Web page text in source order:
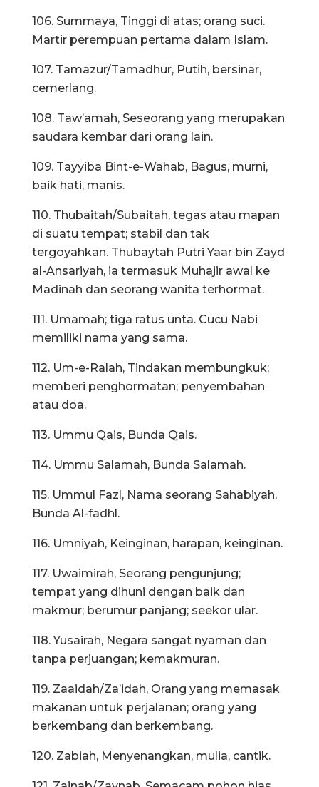
106. Summaya, Tinggi di atas; orang suci.
Martir perempuan pertama dalam Islam.
107. Tamazur/Tamadhur, Putih, bersinar,
cemerlang.
108. Taw’amah, Seseorang yang merupakan
saudara kembar dari orang lain.
109. Tayyiba Bint-e-Wahab, Bagus, murni,
baik hati, manis.
110. Thubaitah/Subaitah, tegas atau mapan
di suatu tempat; stabil dan tak
tergoyahkan. Thubaytah Putri Yaar bin Zayd
al-Ansariyah, ia termasuk Muhajir awal ke
Madinah dan seorang wanita terhormat.
111. Umamah; tiga ratus unta. Cucu Nabi
memiliki nama yang sama.
112. Um-e-Ralah, Tindakan membungkuk;
memberi penghormatan; penyembahan
atau doa.
113. Ummu Qais, Bunda Qais.
114. Ummu Salamah, Bunda Salamah.
115. Ummul Fazl, Nama seorang Sahabiyah,
Bunda Al-fadhl.
116. Umniyah, Keinginan, harapan, keinginan.
117. Uwaimirah, Seorang pengunjung;
tempat yang dihuni dengan baik dan
makmur; berumur panjang; seekor ular.
118. Yusairah, Negara sangat nyaman dan
tanpa perjuangan; kemakmuran.
119. Zaaidah/Za’idah, Orang yang memasak
makanan untuk perjalanan; orang yang
berkembang dan berkembang.
120. Zabiah, Menyenangkan, mulia, cantik.